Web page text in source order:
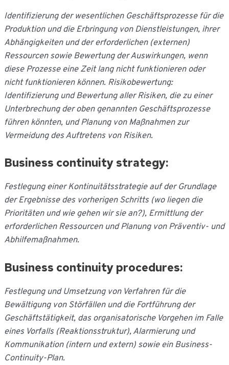
Identifizierung der wesentlichen Geschäftsprozesse für die
Produktion und die Erbringung von Dienstleistungen, ihrer
Abhängigkeiten und der erforderlichen (externen)
Ressourcen sowie Bewertung der Auswirkungen, wenn
diese Prozesse eine Zeit lang nicht funktionieren oder
nicht funktionieren können. Risikobewertung:
Identifizierung und Bewertung aller Risiken, die zu einer
Unterbrechung der oben genannten Geschäftsprozesse
führen könnten, und Planung von Maßnahmen zur
Vermeidung des Auftretens von Risiken.
Business continuity strategy:
Festlegung einer Kontinuitätsstrategie auf der Grundlage
der Ergebnisse des vorherigen Schritts (wo liegen die
Prioritäten und wie gehen wir sie an?), Ermittlung der
erforderlichen Ressourcen und Planung von Präventiv- und
Abhilfemaßnahmen.
Business continuity procedures:
Festlegung und Umsetzung von Verfahren für die
Bewältigung von Störfällen und die Fortführung der
Geschäftstätigkeit, das organisatorische Vorgehen im Falle
eines Vorfalls (Reaktionsstruktur), Alarmierung und
Kommunikation (intern und extern) sowie ein Business-
Continuity-Plan.